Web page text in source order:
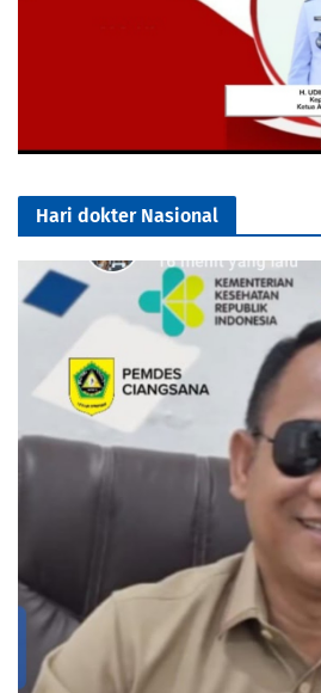
Hari dokter Nasional